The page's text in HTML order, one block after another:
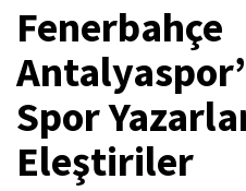
a
i
Fenerbahçe
Spor
Eleştiriler